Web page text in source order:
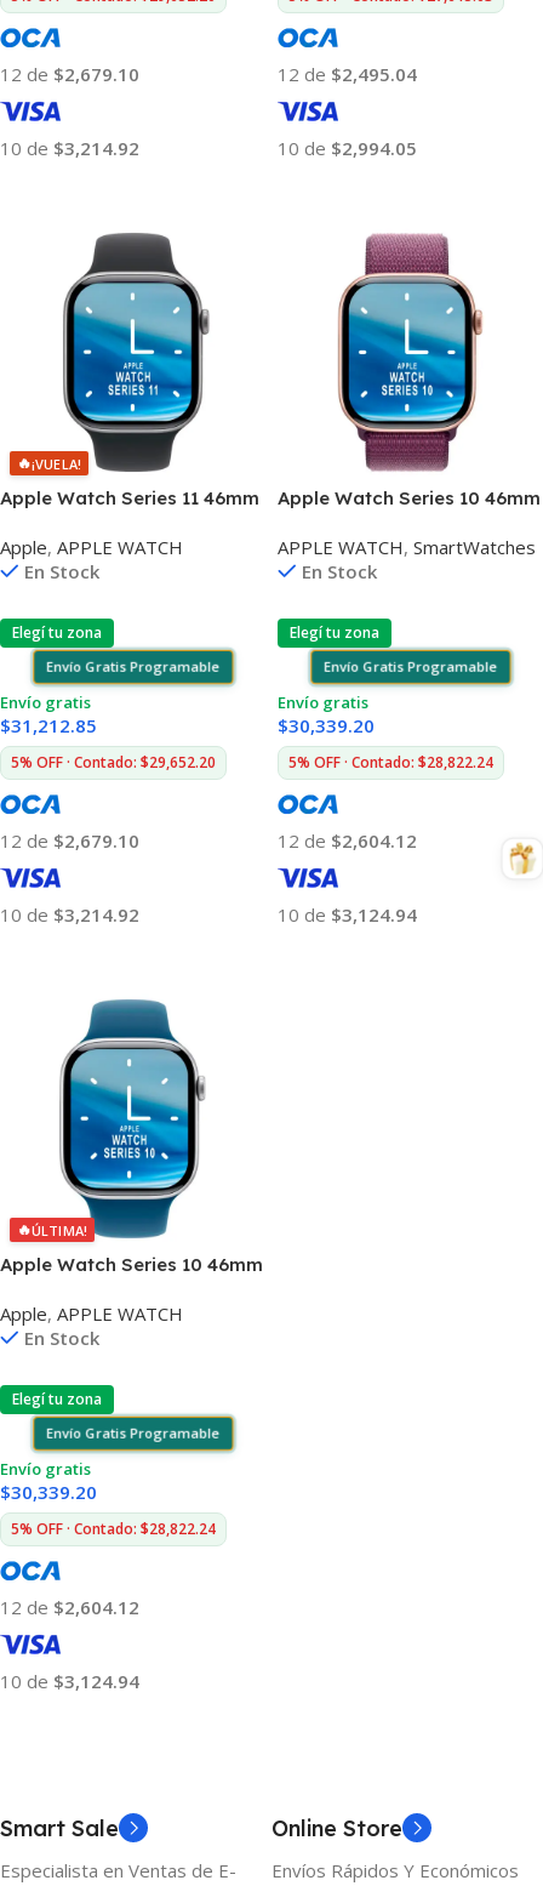
12 de $2,679.10
10 de $3,214.92
12 de $2,495.04
10 de $2,994.05
🔥¡VUELA!
Apple Watch Series 11 46mm
Bluetooth Gps
Apple, APPLE WATCH
En Stock
Elegí tu zona
Envío Gratis Programable
Envío gratis
$31,212.85
5% OFF · Contado: $29,652.20
12 de $2,679.10
10 de $3,214.92
Apple Watch Series 10 46mm
Gps
APPLE WATCH, SmartWatches
En Stock
Elegí tu zona
Envío Gratis Programable
Envío gratis
$30,339.20
5% OFF · Contado: $28,822.24
12 de $2,604.12
10 de $3,124.94
🔥ÚLTIMA!
Apple Watch Series 10 46mm
Bluetooth Gps
Apple, APPLE WATCH
En Stock
Elegí tu zona
Envío Gratis Programable
Envío gratis
$30,339.20
5% OFF · Contado: $28,822.24
12 de $2,604.12
10 de $3,124.94
Smart Sale
Especialista en Ventas de E-
Online Store
Envíos Rápidos Y Económicos